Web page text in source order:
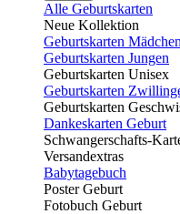
Alle Geburtskarten
Neue Kollektion
Geburtskarten Mädchen
Geburtskarten Jungen
Geburtskarten Unisex
Geburtskarten
Geburtskarten
Dankeskarten Geburt
Schwangerschafts-
Versandextras
Babytagebuch
Poster Geburt
Fotobuch Geburt